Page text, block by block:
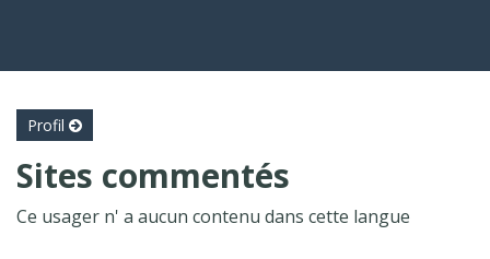
Profil
Sites commentés
Ce usager n' a aucun contenu dans cette langue